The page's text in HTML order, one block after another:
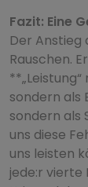
Fazit: Eine
Der Anstieg
Rauschen.
sondern als
sondern als
uns diese
uns leisten
jede:r vierte